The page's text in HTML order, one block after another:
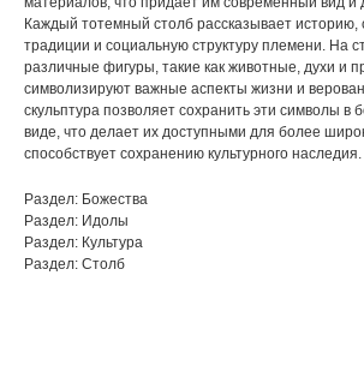
Каждый тотемный столб рассказывает
традиции и социальную структуру племени. На
различные фигуры, такие как животные, духи и
символизируют важные аспекты жизни и
скульптура позволяет сохранить эти символы в
виде, что делает их доступными для более
способствует сохранению культурного наследия.
Раздел: Божества
Раздел: Идолы
Раздел: Культура
Раздел: Столб